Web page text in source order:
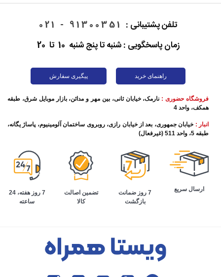
تلفن پشتیبانی : 91300351 - 021
زمان پاسخگویی : شنبه تا پنج شنبه 10 تا 20
راهنمای خرید پیگیری سفارش
فروشگاه حضوری : نارمک، خیابان ثانی، بین مهر و مدائن، بازار موبایل شرق، طبقه
همکف، واحد 4
انبار : خیابان جمهوری، بعد از خیابان رازی، روبروی ساختمان آلومینیوم، پاساژ یگانه،
طبقه 5، واحد 511 (غیرفعال)
ارسال سریع
7 روز ضمانت
بازگشت
تضمین اصالت
کالا
7 روز هفته، 24
ساعته